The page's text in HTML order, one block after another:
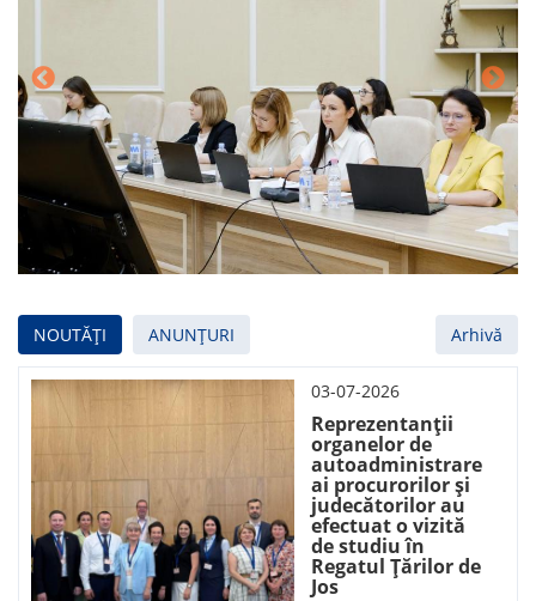
NOUTĂȚI ANUNȚURI Arhivă
03-07-2026
Reprezentanții
organelor de
autoadministrare
ai procurorilor și
judecătorilor au
efectuat o vizită
de studiu în
Regatul Țărilor de
Jos